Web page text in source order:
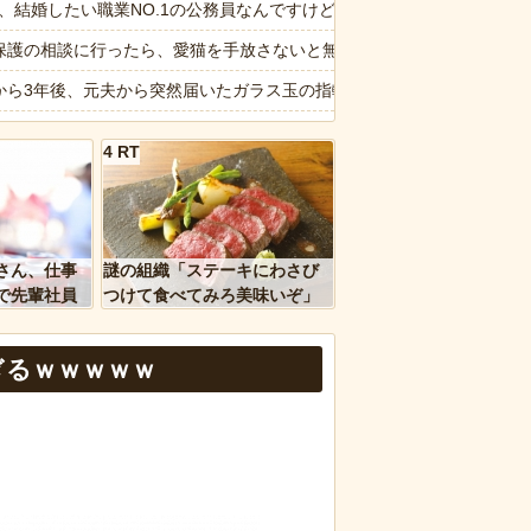
相手への営業を原則禁止
する冷感ポンチョ3,980円！
いものを身につけちゃいけないと言ってた
るwww
ｗ」 ほか
防総省職員数千人をウソ発見器にかける方針
ど盛りだくさん
結婚したい職業NO.1の公務員なんですけど、嫁が子供連れて家出
護の相談に行ったら、愛猫を手放さないと無理と言われた。子ども
ら3年後、元夫から突然届いたガラス玉の指輪。その真意を知った瞬
結婚したい職業NO.1の公務員なんですけど、嫁が子供連れて家出
車式？いいよ」
婦の妻が月3万ぐらいするサプリ飲んどるんやが
】女さん「43億円注文して………キャンセルっと！」←こいつの目的
】動物園のゾウを撮影していたら…とんでもない“ファンサ”を受けた
】味噌ラーメンで行列、出来ない
ん、仕事
先輩社員
4 RT
謎の組織「ステーキにわさび
つけて食べてみろ美味いぞ」
ｗｗｗｗｗ